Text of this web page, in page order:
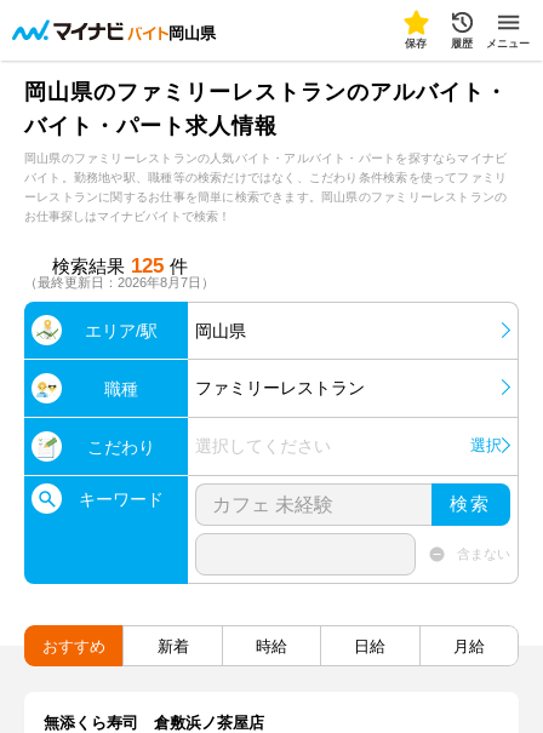
岡山県
保存 履歴 メニュー
岡山県のファミリーレストランのアルバイト・
バイト・パート求人情報
岡山県のファミリーレストランの人気バイト・アルバイト・パートを探すならマイナビ
バイト。勤務地や駅、職種等の検索だけではなく、こだわり条件検索を使ってファミリ
ーレストランに関するお仕事を簡単に検索できます。岡山県のファミリーレストランの
お仕事探しはマイナビバイトで検索！
検索結果 125 件
（最終更新日：2026年8月7日）
エリア/駅 岡山県
職種 ファミリーレストラン
こだわり 選択してください 選択
キーワード 検索
含まない
おすすめ 新着 時給 日給 月給
無添くら寿司 倉敷浜ノ茶屋店